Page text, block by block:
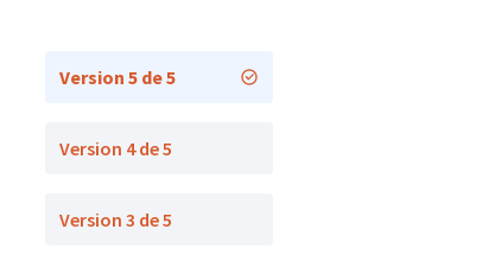
Version 5 de 5
Version 4 de 5
Version 3 de 5